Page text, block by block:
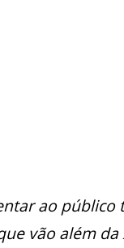
ao público
vão além